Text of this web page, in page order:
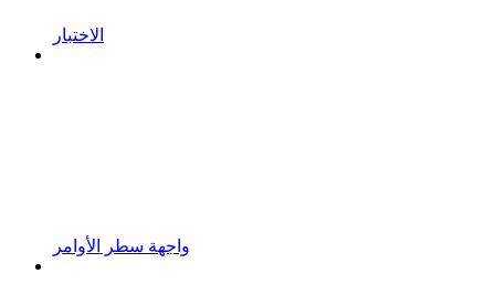
الاختبار
واجهة سطر الأوامر